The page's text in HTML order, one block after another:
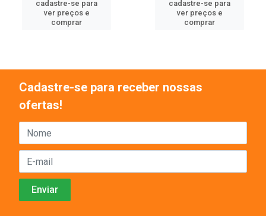
cadastre-se para
ver preços e
comprar
cadastre-se para
ver preços e
comprar
Cadastre-se para receber nossas
ofertas!